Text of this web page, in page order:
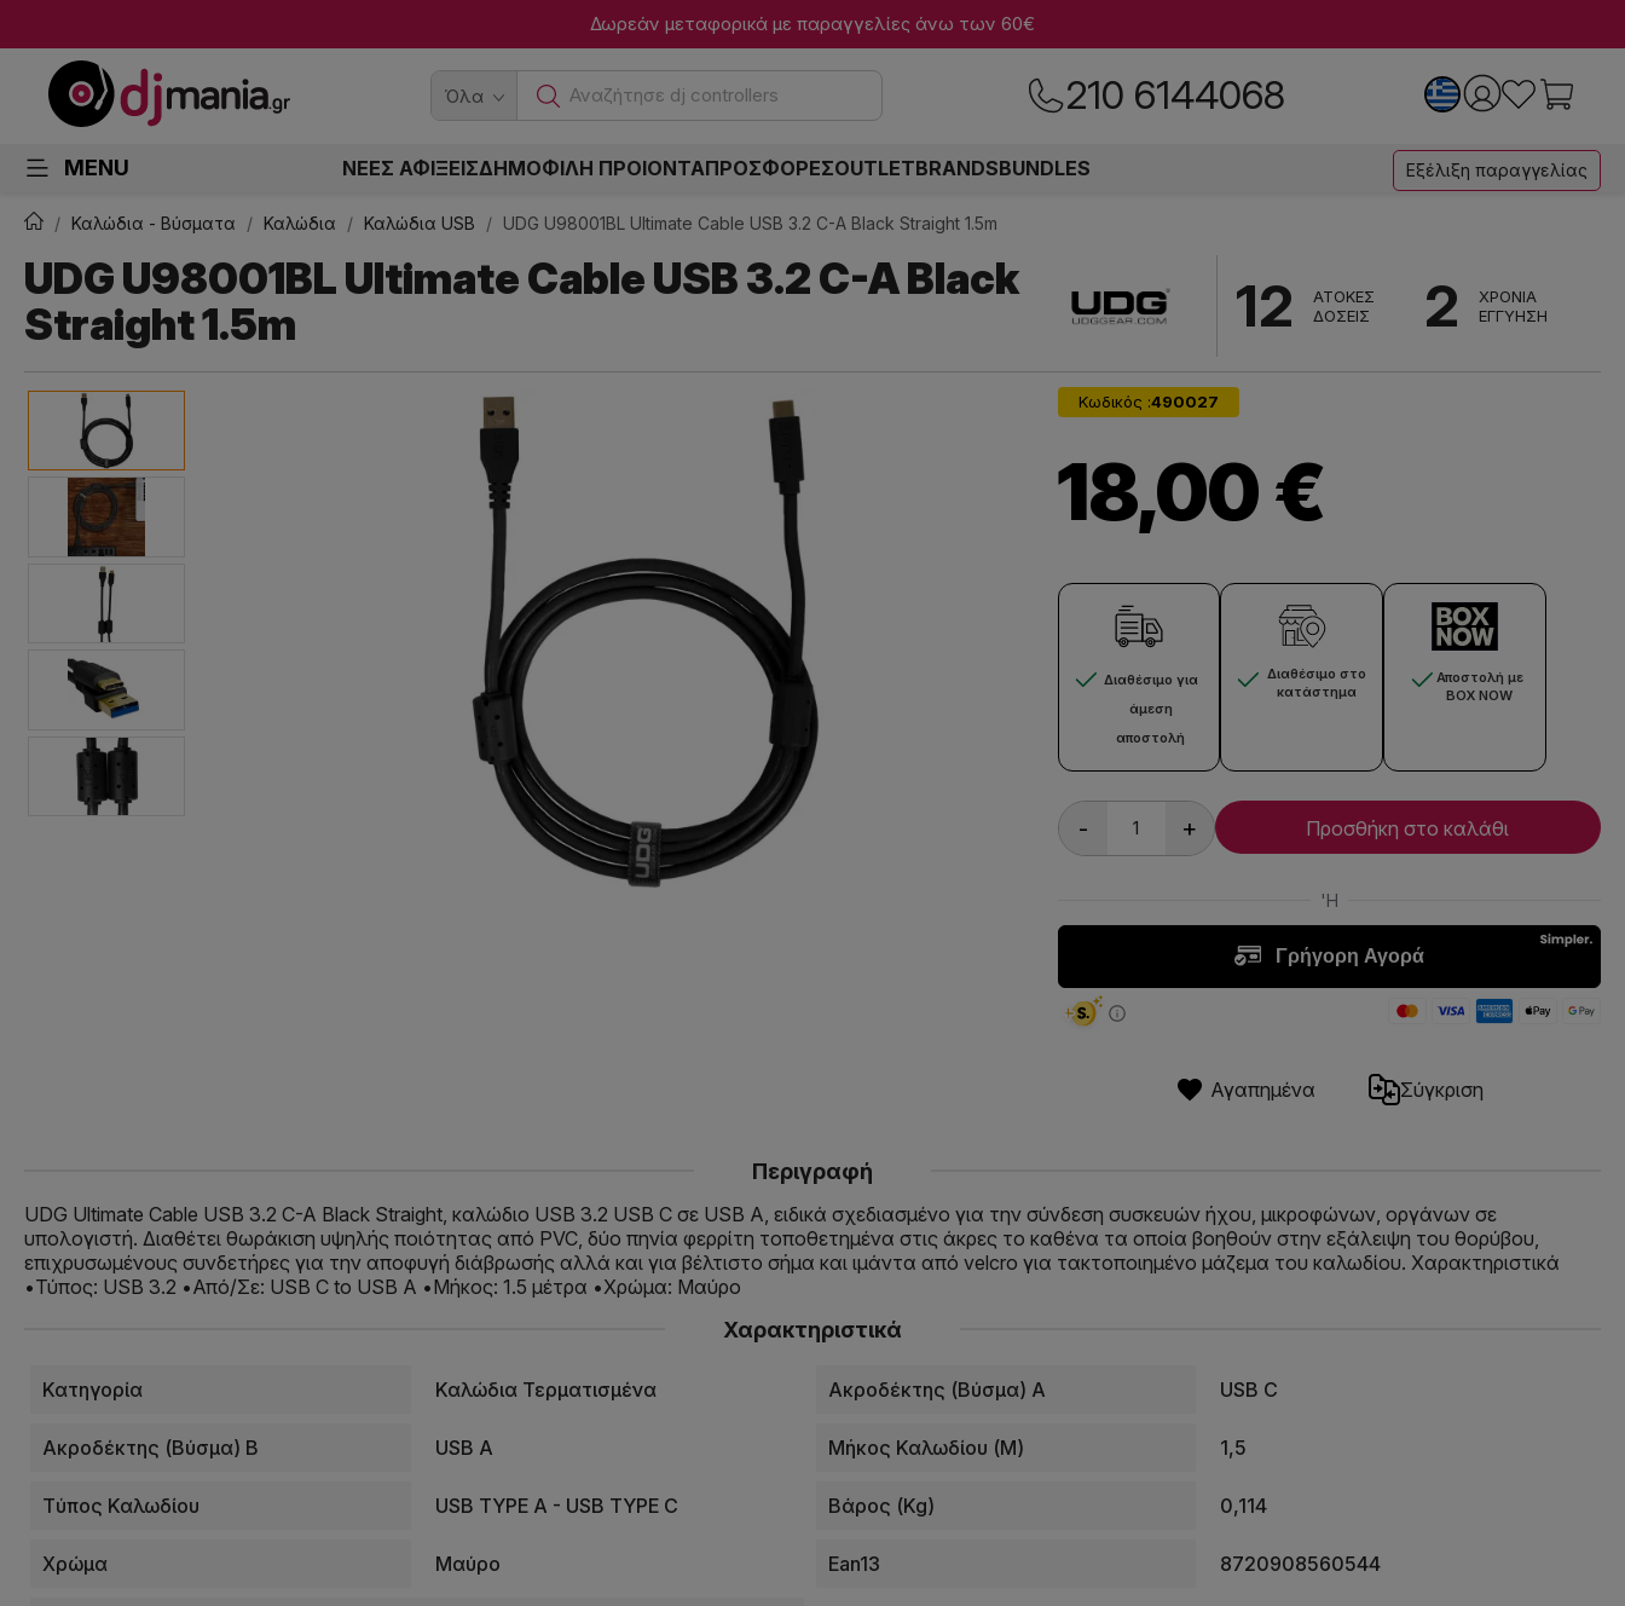
Δωρεάν μεταφορικά με παραγγελίες άνω των 60€
Όλα Αναζ 210 6144068
MENU ΝΕΕΣ ΑΦΙΞΕΙΣΔΗΜΟΦΙΛΗ ΠΡΟΙΟΝΤΑΠΡΟΣΦΟΡΕΣOUTLETBRANDSBUNDLES Εξέλιξη παραγγελίας
Καλώδια - Βύσματα Καλώδια Καλώδια USB UDG U98001BL Ultimate Cable USB 3.2 C-A Black Straight 1.5m
UDG U98001BL Ultimate Cable USB 3.2 C-A Black
Straight 1.5m
12
ΑΤΟΚΕΣ
ΔΟΣΕΙΣ
2
ΧΡΟΝΙΑ
ΕΓΓΥΗΣΗ
Κωδικός :490027
18,00 €
Διαθέσιμο για
άμεση
αποστολή
Διαθέσιμο στο
κατάστημα
Αποστολή με
BOX NOW
- + Προσθήκη στο καλάθι
Αγαπημένα Σύγκριση
Περιγραφή
UDG Ultimate Cable USB 3.2 C-A Black Straight, καλώδιο USB 3.2 USB C σε USB A, ειδικά σχεδιασμένο για την σύνδεση συσκευών ήχου, μικροφώνων, οργάνων σε
υπολογιστή. Διαθέτει θωράκιση υψηλής ποιότητας από PVC, δύο πηνία φερρίτη τοποθετημένα στις άκρες το καθένα τα οποία βοηθούν στην εξάλειψη του θορύβου,
επιχρυσωμένους συνδετήρες για την αποφυγή διάβρωσής αλλά και για βέλτιστο σήμα και ιμάντα από velcro για τακτοποιημένο μάζεμα του καλωδίου. Χαρακτηριστικά
•Τύπος: USB 3.2 •Από/Σε: USB C to USB A •Μήκος: 1.5 μέτρα •Χρώμα: Μαύρο
Χαρακτηριστικά
Κατηγορία Καλώδια Τερματισμένα Ακροδέκτης (βύσμα) A USB C
Ακροδέκτης (βύσμα) Β USB A Μήκος Καλωδίου (m) 1,5
Tύπος Καλωδίου USB TYPE A - USB TYPE C Βάρος (kg) 0,114
Χρώμα Μαύρο Ean13 8720908560544